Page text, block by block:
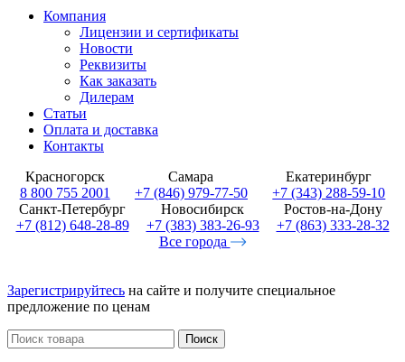
Компания
Лицензии и сертификаты
Новости
Реквизиты
Как заказать
Дилерам
Статьи
Оплата и доставка
Контакты
Красногорск
8 800 755 2001
Самара
+7 (846) 979-77-50
Екатеринбург
+7 (343) 288-59-10
Санкт-Петербург
+7 (812) 648-28-89
Новосибирск
+7 (383) 383-26-93
Ростов-на-Дону
+7 (863) 333-28-32
Все города
Зарегистрируйтесь на сайте и получите специальное
предложение по ценам
Поиск